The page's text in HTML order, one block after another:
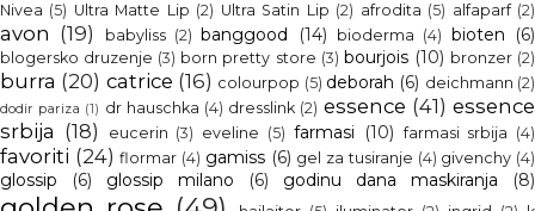
Nivea (5) Ultra Matte Lip (2) Ultra Satin Lip (2) afrodita (5) alfaparf (2)
avon (19) babyliss (2) banggood (14) bioderma (4) bioten (6)
blogersko druzenje (3) born pretty store (3) bourjois (10) bronzer (2)
burra (20) catrice (16) colourpop (5) deborah (6) deichmann (2)
dodir pariza (1) dr hauschka (4) dresslink (2) essence (41) essence
srbija (18) eucerin (3) eveline (5) farmasi (10) farmasi srbija (4)
favoriti (24) flormar (4) gamiss (6) gel za tusiranje (4) givenchy (4)
glossip (6) glossip milano (6) godinu dana maskiranja (8)